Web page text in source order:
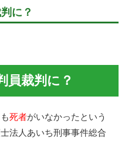
に？
員裁判に？
死者がいなかったという
法人あいち刑事事件総合